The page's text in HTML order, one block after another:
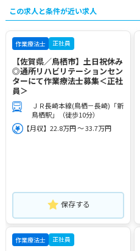
この求人と条件が近い求人
作業療法士 正社員
【佐賀県／鳥栖市】土日祝休み
◎通所リハビリテーションセン
ターにて作業療法士募集＜正社
員＞
ＪＲ長崎本線(鳥栖－長崎)「新
鳥栖駅」（徒歩10分）
【月収】22.8万円 ～ 33.7万円
保存する
作業療法士 正社員